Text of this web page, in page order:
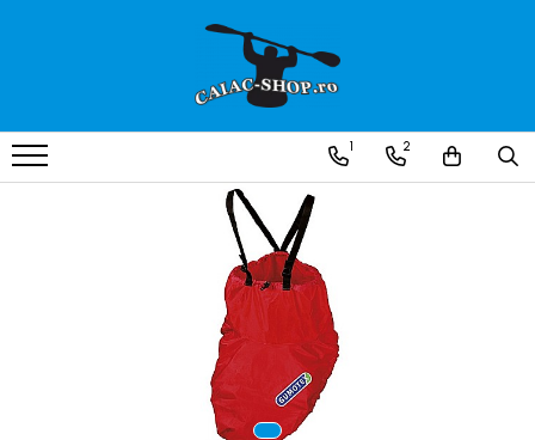
Caiace
Caiace tandem
Caiace de ape repezi (whitewater)
1 2